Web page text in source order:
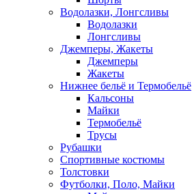
Водолазки, Лонгсливы
Водолазки
Лонгсливы
Джемперы, Жакеты
Джемперы
Жакеты
Нижнее бельё и Термобельё
Кальсоны
Майки
Термобельё
Трусы
Рубашки
Спортивные костюмы
Толстовки
Футболки, Поло, Майки